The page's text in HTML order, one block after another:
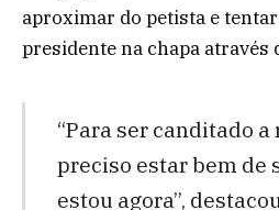
aproximar do petista e
presidente na chapa através
“Para ser canditado
preciso estar bem de
estou agora”,